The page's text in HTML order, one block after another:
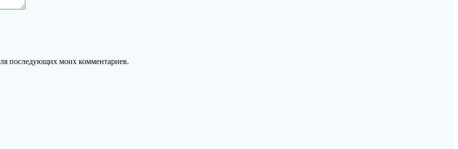
последующих моих комментариев.